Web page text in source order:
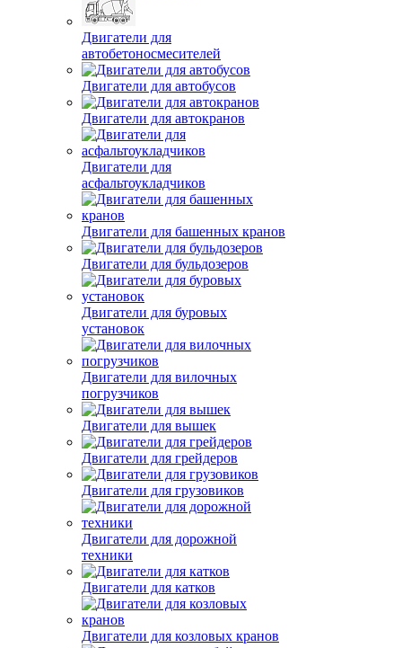
Двигатели для
автобетоносмесителей
Двигатели для автобусов
Двигатели для автокранов
Двигатели для
асфальтоукладчиков
Двигатели для башенных кранов
Двигатели для бульдозеров
Двигатели для буровых
установок
Двигатели для вилочных
погрузчиков
Двигатели для вышек
Двигатели для грейдеров
Двигатели для грузовиков
Двигатели для дорожной
техники
Двигатели для катков
Двигатели для козловых кранов